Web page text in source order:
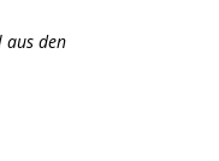
aus den